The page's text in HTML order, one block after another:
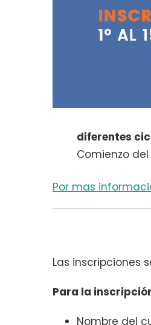
diferentes
Comienzo
Por mas
Las inscripciones
Para la
Nombre del